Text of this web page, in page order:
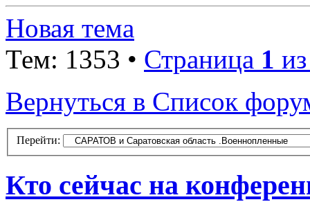
Новая тема
Тем: 1353 • Страница 1
Вернуться в Список
Перейти:
Кто сейчас на